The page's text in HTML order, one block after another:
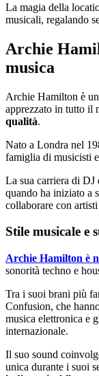
La magia della
musicali, regalando
Archie
musica
Archie Hamilton è
apprezzato in tutto il
qualità.
Nato a Londra nel
famiglia di musicisti
La sua carriera di
quando ha iniziato a
collaborare con
Stile musicale e
Archie Hamilton è
sonorità techno e
Tra i suoi brani più
Confusion, che
musica elettronica e
internazionale.
Il suo sound
unica durante i suoi